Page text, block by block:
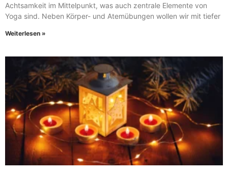
Achtsamkeit im Mittelpunkt, was auch zentrale Elemente von
Yoga sind. Neben Körper- und Atemübungen wollen wir mit tiefer
Weiterlesen »